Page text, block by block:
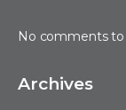
No comments to
Archives